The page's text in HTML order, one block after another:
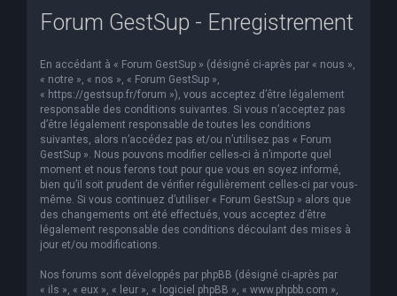
Forum GestSup - Enregistrement
En accédant à « Forum GestSup » (désigné ci-après par « nous »,
« notre », « nos », « Forum GestSup »,
« https://gestsup.fr/forum »), vous acceptez d’être légalement
responsable des conditions suivantes. Si vous n’acceptez pas
d’être légalement responsable de toutes les conditions
suivantes, alors n’accédez pas et/ou n’utilisez pas « Forum
GestSup ». Nous pouvons modifier celles-ci à n’importe quel
moment et nous ferons tout pour que vous en soyez informé,
bien qu’il soit prudent de vérifier régulièrement celles-ci par vous-
même. Si vous continuez d’utiliser « Forum GestSup » alors que
des changements ont été effectués, vous acceptez d’être
légalement responsable des conditions découlant des mises à
jour et/ou modifications.
Nos forums sont développés par phpBB (désigné ci-après par
« ils », « eux », « leur », « logiciel phpBB », « www.phpbb.com »,